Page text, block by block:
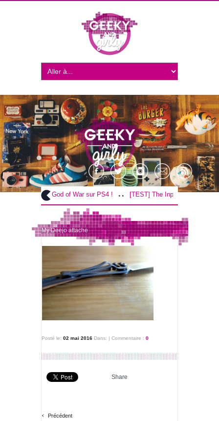
.. [TEST] God of War sur PS4 ! .. [TEST] The Inpatient sur PS4 /
My Deejo attache
Posté le: 02 mai 2016 Dans: | Commentaire : 0
Share
‹ Précédent